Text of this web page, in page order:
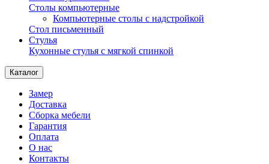
Столы компьютерные
Компьютерные столы с надстройкой
Стол письменный
Стулья
Кухонные стулья с мягкой спинкой
Каталог
Замер
Доставка
Сборка мебели
Гарантия
Оплата
О нас
Контакты